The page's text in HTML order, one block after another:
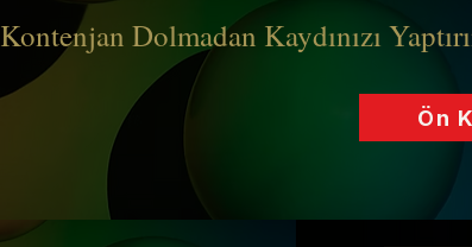
Kontenjan Dolmadan Kaydınızı
Ön